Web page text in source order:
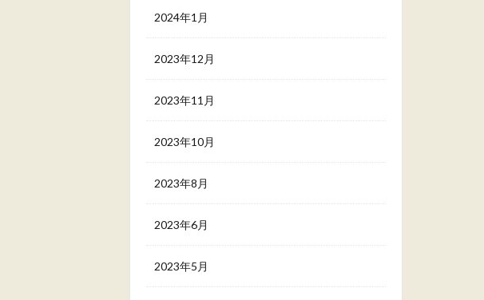
2024年1月
2023年12月
2023年11月
2023年10月
2023年8月
2023年6月
2023年5月